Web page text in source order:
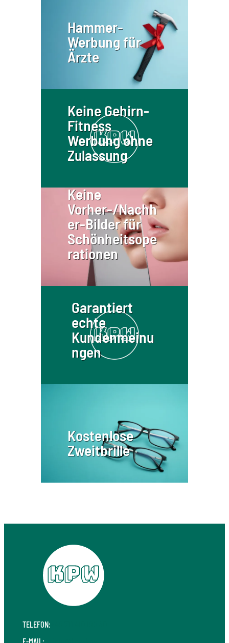
Hammer-
Werbung für
Ärzte
Keine Gehirn-
Fitness
Werbung ohne
Zulassung
Keine
Vorher-/Nachh
er-Bilder für
Schönheitsope
rationen
Garantiert
echte
Kundenmeinu
ngen
Kostenlose
Zweitbrille
TELEFON:
E-MAIL: